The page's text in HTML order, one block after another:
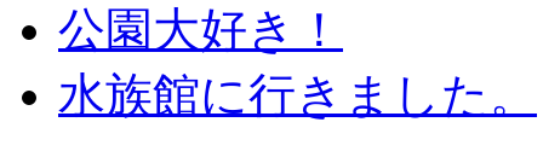
公園大好き！
水族館に行きました。